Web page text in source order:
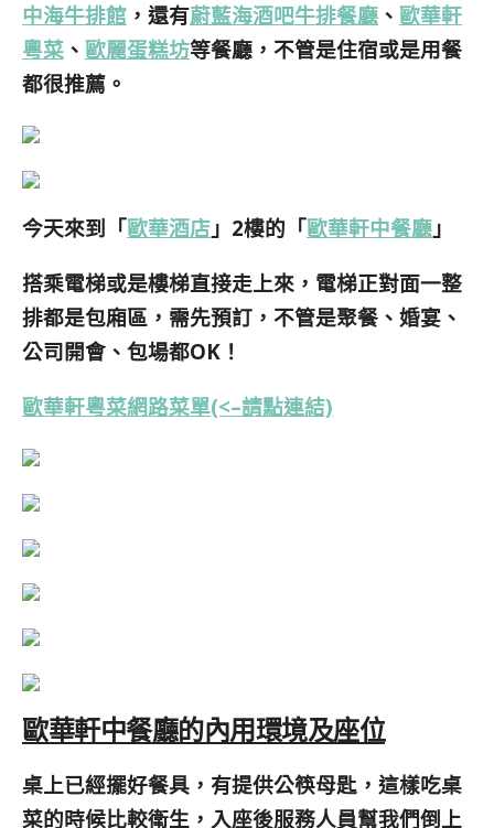
中海牛排館 ，還有蔚藍海酒吧牛排餐廳 、 歐華軒
粵菜 、 歐麗蛋糕坊等餐廳，不管是住宿或是用餐
都很推薦。
今天來到「歐華酒店 」2樓的「歐華軒中餐廳 」
搭乘電梯或是樓梯直接走上來，電梯正對面一整
排都是包廂區，需先預訂，不管是聚餐、婚宴、
公司開會、包場都OK！
歐華軒粵菜網路菜單(<–請點連結)
歐華軒中餐廳的內用環境及座位
桌上已經擺好餐具，有提供公筷母匙，這樣吃桌
菜的時候比較衛生，入座後服務人員幫我們倒上